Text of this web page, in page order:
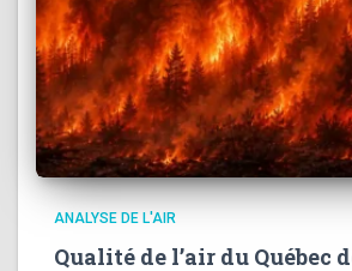
ANALYSE DE L'AIR
Qualité de l’air du Québec